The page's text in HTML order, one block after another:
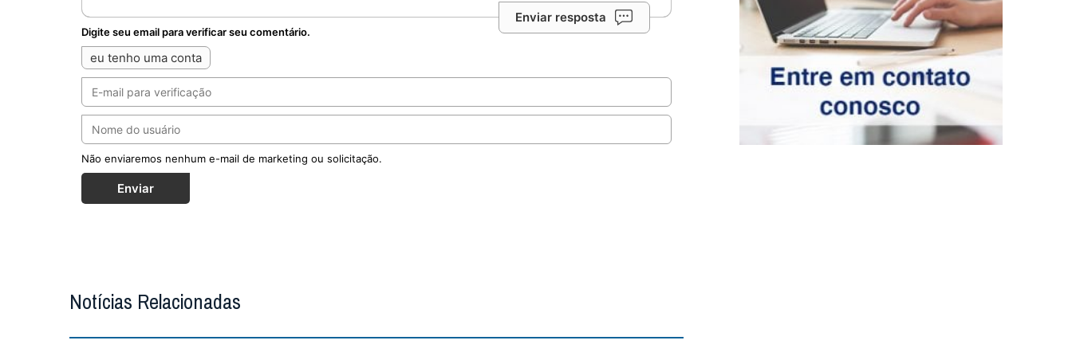
Enviar resposta
Digite seu email para verificar seu comentário.
eu tenho uma conta
Não enviaremos nenhum e-mail de marketing ou solicitação.
Enviar
Notícias Relacionadas